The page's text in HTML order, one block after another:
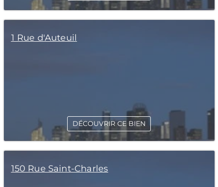
1 Rue d'Auteuil
DÉCOUVRIR CE BIEN
150 Rue Saint-Charles